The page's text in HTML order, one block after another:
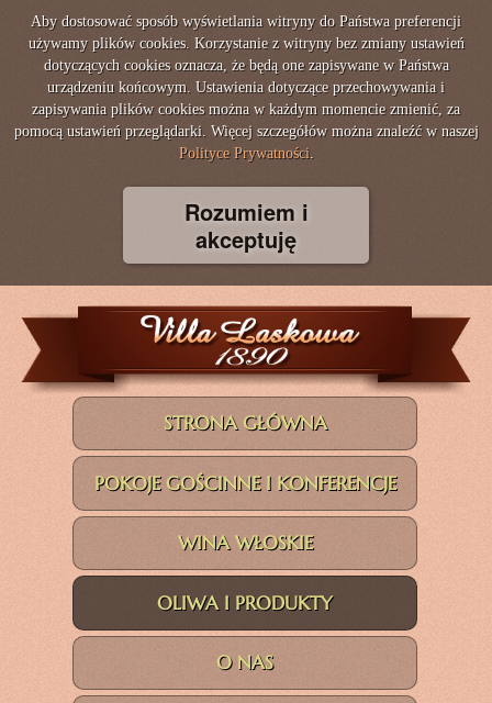
Aby dostosować sposób wyświetlania witryny do Państwa preferencji
używamy plików cookies. Korzystanie z witryny bez zmiany ustawień
dotyczących cookies oznacza, że będą one zapisywane w Państwa
urządzeniu końcowym. Ustawienia dotyczące przechowywania i
zapisywania plików cookies można w każdym momencie zmienić, za
pomocą ustawień przeglądarki. Więcej szczegółów można znaleźć w naszej
Polityce Prywatności.
Rozumiem i
akceptuję
STRONA GŁÓWNA
POKOJE GOŚCINNE I KONFERENCJE
WINA WŁOSKIE
OLIWA I PRODUKTY
O NAS